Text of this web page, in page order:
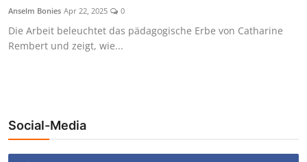
Anselm Bonies Apr 22, 2025 0
Die Arbeit beleuchtet das pädagogische Erbe von Catharine
Rembert und zeigt, wie...
Social-Media